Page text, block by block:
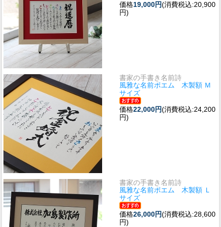
価格19,000円(消費税込:20,900
円)
書家の手書き名前詩
風雅な名前ポエム 木製額 Ｍ
サイズ
価格22,000円(消費税込:24,200
円)
書家の手書き名前詩
風雅な名前ポエム 木製額 Ｌ
サイズ
価格26,000円(消費税込:28,600
円)